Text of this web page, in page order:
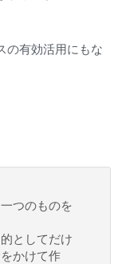
の有効活用にもな
つのものを
としてだけ
かけて作